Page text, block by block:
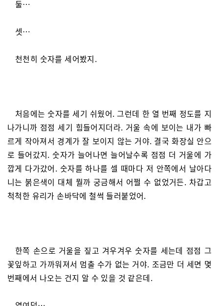
둘…
셋…
천천히 숫자를 세어봤지.
처음에는 숫자를 세기 쉬웠어. 그런데 한 열 번째 정도를 지
나가니까 점점 세기 힘들어지더라. 거울 속에 보이는 내가 빠
르게 작아져서 경계가 잘 보이지 않는 거야. 결국 화장실 안으
로 들어갔지. 숫자가 늘어나면 늘어날수록 점점 더 거울에 가
깝게 다가갔어. 숫자를 하나를 셀 때마다 저 안쪽에서 날아다
니는 붉은색이 대체 뭘까 궁금해서 어쩔 수 없었거든. 차갑고
척척한 유리가 손바닥에 철썩 들러붙었어.
한쪽 손으로 거울을 짚고 겨우겨우 숫자를 세는데 점점 그
꽃잎하고 가까워져서 멈출 수가 없는 거야. 조금만 더 세면 몇
번째에서 나오는 건지 알 수 있을 것 같은데.